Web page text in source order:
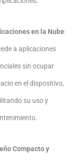
en la Nube:
a aplicaciones
sin ocupar
en el dispositivo,
su uso y
Compacto y